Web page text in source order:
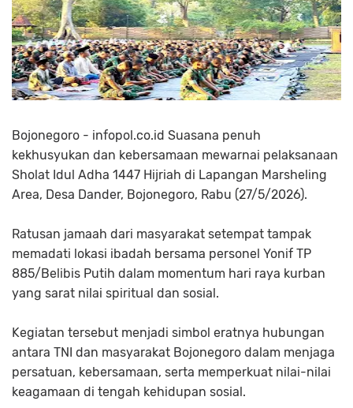
Bojonegoro - infopol.co.id Suasana penuh
kekhusyukan dan kebersamaan mewarnai pelaksanaan
Sholat Idul Adha 1447 Hijriah di Lapangan Marsheling
Area, Desa Dander, Bojonegoro, Rabu (27/5/2026).
Ratusan jamaah dari masyarakat setempat tampak
memadati lokasi ibadah bersama personel Yonif TP
885/Belibis Putih dalam momentum hari raya kurban
yang sarat nilai spiritual dan sosial.
Kegiatan tersebut menjadi simbol eratnya hubungan
antara TNI dan masyarakat Bojonegoro dalam menjaga
persatuan, kebersamaan, serta memperkuat nilai-nilai
keagamaan di tengah kehidupan sosial.